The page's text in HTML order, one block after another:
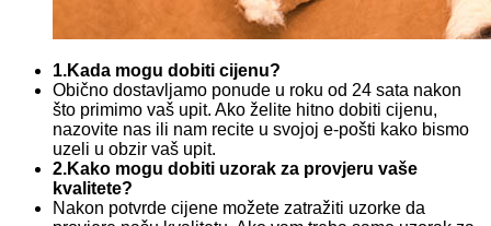
1.Kada mogu dobiti cijenu?
Obično dostavljamo ponude u roku od 24 sata nakon
što primimo vaš upit. Ako želite hitno dobiti cijenu,
nazovite nas ili nam recite u svojoj e-pošti kako bismo
uzeli u obzir vaš upit.
2.Kako mogu dobiti uzorak za provjeru vaše
kvalitete?
Nakon potvrde cijene možete zatražiti uzorke da